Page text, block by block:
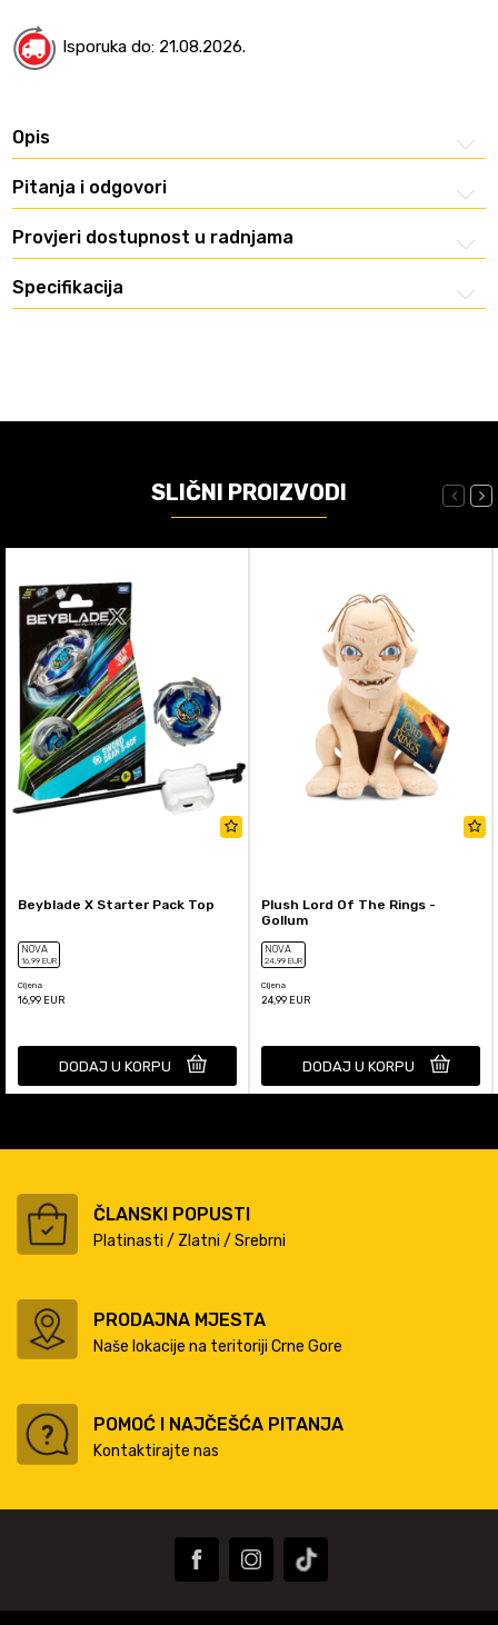
Isporuka do: 21.08.2026.
Opis
Pitanja i odgovori
Provjeri dostupnost u radnjama
Specifikacija
SLIČNI PROIZVODI
Beyblade X Starter Pack Top
NOVA
16,99 EUR
Cijena
16,99 EUR
DODAJ U KORPU
Plush Lord Of The Rings -
Gollum
NOVA
24,99 EUR
Cijena
24,99 EUR
DODAJ U KORPU
ČLANSKI POPUSTI
Platinasti / Zlatni / Srebrni
PRODAJNA MJESTA
Naše lokacije na teritoriji Crne Gore
POMOĆ I NAJČEŠĆA PITANJA
Kontaktirajte nas